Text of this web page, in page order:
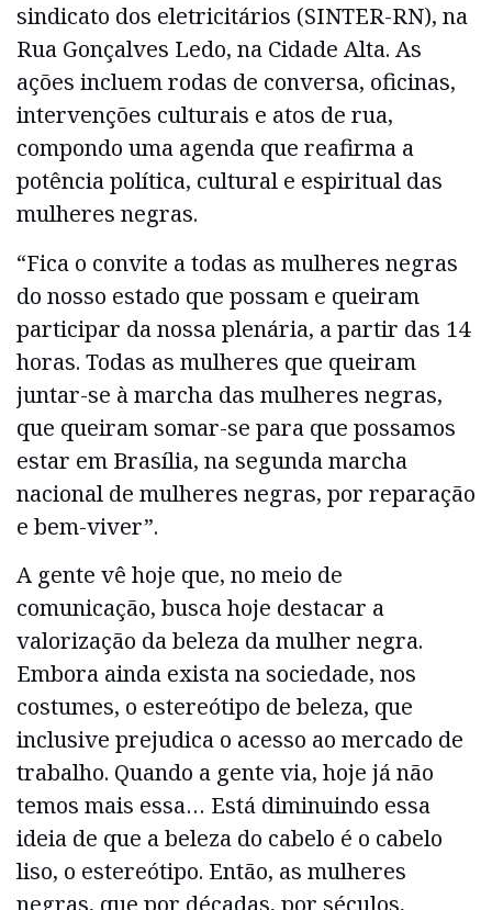
sindicato dos eletricitários (SINTER-RN), na
Rua Gonçalves Ledo, na Cidade Alta. As
ações incluem rodas de conversa, oficinas,
intervenções culturais e atos de rua,
compondo uma agenda que reafirma a
potência política, cultural e espiritual das
mulheres negras.
“Fica o convite a todas as mulheres negras
do nosso estado que possam e queiram
participar da nossa plenária, a partir das 14
horas. Todas as mulheres que queiram
juntar-se à marcha das mulheres negras,
que queiram somar-se para que possamos
estar em Brasília, na segunda marcha
nacional de mulheres negras, por reparação
e bem-viver”.
A gente vê hoje que, no meio de
comunicação, busca hoje destacar a
valorização da beleza da mulher negra.
Embora ainda exista na sociedade, nos
costumes, o estereótipo de beleza, que
inclusive prejudica o acesso ao mercado de
trabalho. Quando a gente via, hoje já não
temos mais essa… Está diminuindo essa
ideia de que a beleza do cabelo é o cabelo
liso, o estereótipo. Então, as mulheres